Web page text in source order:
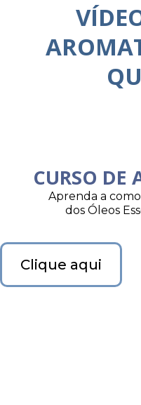
CURSO DE
Aprenda a
dos Óleos
Clique aqui